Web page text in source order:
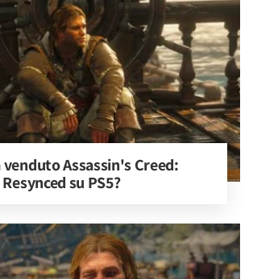
Assassin's Creed:
su PS5?